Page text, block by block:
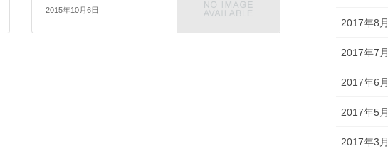
2015年10月6日
2017年8月
2017年7月
2017年6月
2017年5月
2017年3月